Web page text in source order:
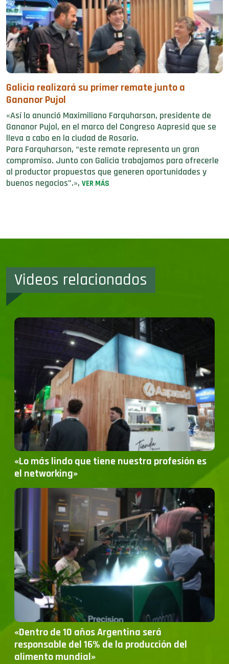
Galicia realizará su primer remate junto a
Gananor Pujol
«Así lo anunció Maximiliano Farquharson, presidente de
Gananor Pujol, en el marco del Congreso Aapresid que se
lleva a cabo en la ciudad de Rosario.
Para Farquharson, “este remate representa un gran
compromiso. Junto con Galicia trabajamos para ofrecerle
al productor propuestas que generen oportunidades y
buenos negocios”.», VER MÁS
Videos relacionados
«Lo más lindo que tiene nuestra profesión es
el networking»
«Dentro de 10 años Argentina será
responsable del 16% de la producción del
alimento mundial»